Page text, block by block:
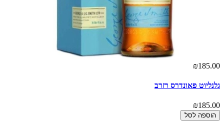
₪185.00
גלנליוט פאונדרס רזרב
₪185.00
הוספה לסל